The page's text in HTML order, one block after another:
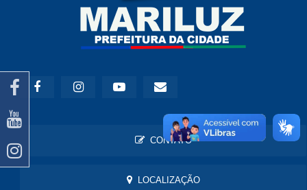
CONTATO
LOCALIZAÇÃO